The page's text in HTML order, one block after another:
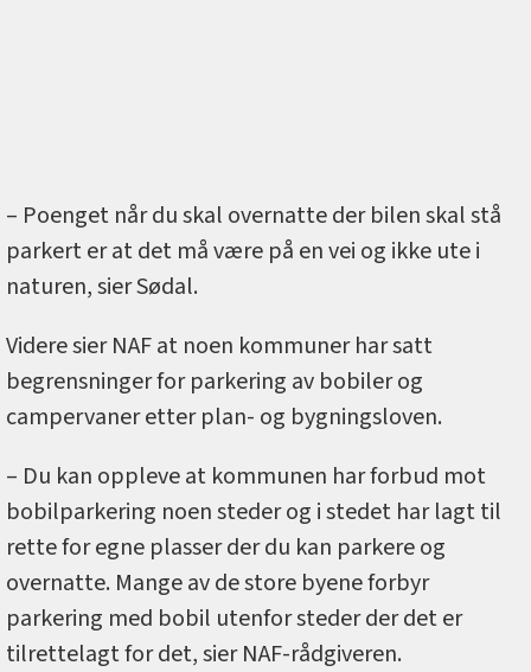
– Poenget når du skal overnatte der bilen skal stå
parkert er at det må være på en vei og ikke ute i
naturen, sier Sødal.
Videre sier NAF at noen kommuner har satt
begrensninger for parkering av bobiler og
campervaner etter plan- og bygningsloven.
– Du kan oppleve at kommunen har forbud mot
bobilparkering noen steder og i stedet har lagt til
rette for egne plasser der du kan parkere og
overnatte. Mange av de store byene forbyr
parkering med bobil utenfor steder der det er
tilrettelagt for det, sier NAF-rådgiveren.